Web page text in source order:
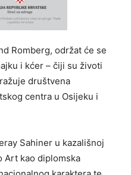
Romberg, održat će se
i kćer – čiji su životi
društvena
centra u Osijeku i
Sahiner u kazališnoj
Art kao diplomska